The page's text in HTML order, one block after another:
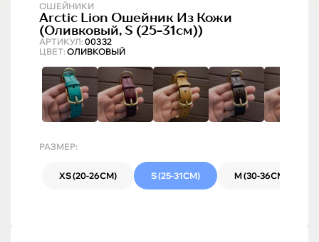
ОШЕЙНИКИ
АРТИКУЛ: 00332
Arctic Lion Ошейник Из Кожи
(оливковый, S (25-31см))
ЦВЕТ: ОЛИВКОВЫЙ
РАЗМЕР:
XS (20-26СМ) S (25-31СМ) M (30-36СМ)